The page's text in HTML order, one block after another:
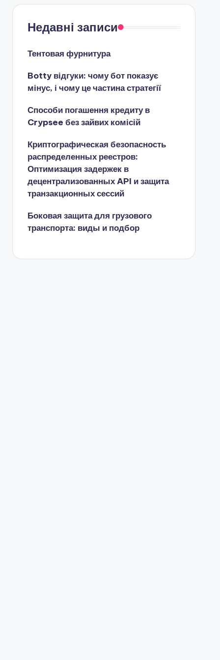
Недавні записи
Тентовая фурнитура
Botty відгуки: чому бот показує
мінус, і чому це частина стратегії
Способи погашення кредиту в
Crypsee без зайвих комісій
Криптографическая безопасность
распределенных реестров:
Оптимизация задержек в
децентрализованных API и защита
транзакционных сессий
Боковая защита для грузового
транспорта: виды и подбор